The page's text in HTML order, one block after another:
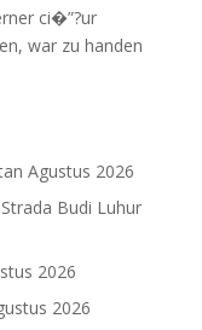
ci�”?ur
war zu handen
Agustus 2026
Budi Luhur
2026
2026